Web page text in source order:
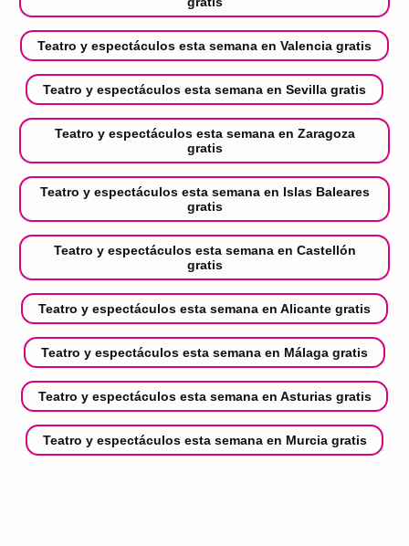
Teatro y espectáculos esta semana en Valencia gratis
Teatro y espectáculos esta semana en Sevilla gratis
Teatro y espectáculos esta semana en Zaragoza
gratis
Teatro y espectáculos esta semana en Islas Baleares
gratis
Teatro y espectáculos esta semana en Castellón
gratis
Teatro y espectáculos esta semana en Alicante gratis
Teatro y espectáculos esta semana en Málaga gratis
Teatro y espectáculos esta semana en Asturias gratis
Teatro y espectáculos esta semana en Murcia gratis